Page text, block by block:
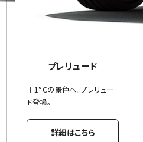
プレリュード
＋1°Cの景色へ。プレリュー
ド登場。
詳細はこちら